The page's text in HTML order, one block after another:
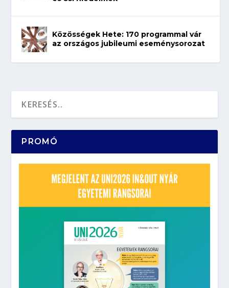
Közösségek Hete: 170 programmal vár
az országos jubileumi eseménysorozat
PROMÓ